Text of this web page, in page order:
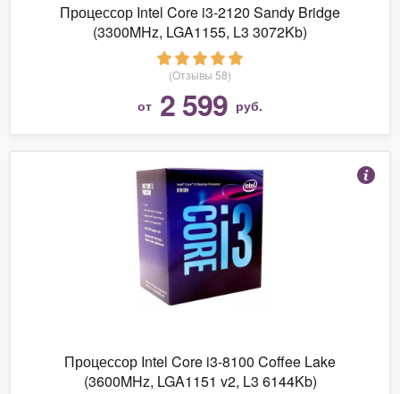
Процессор Intel Core i3-2120 Sandy Bridge
(3300MHz, LGA1155, L3 3072Kb)
(Отзывы 58)
от 2 599 руб.
Процессор Intel Core i3-8100 Coffee Lake
(3600MHz, LGA1151 v2, L3 6144Kb)